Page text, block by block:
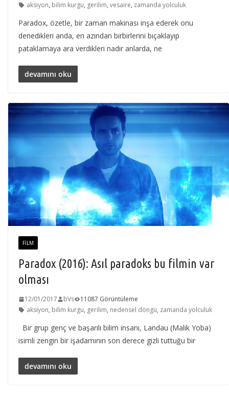
aksiyon, bilim kurgu, gerilim, vesaire, zamanda yolculuk
Paradox, özetle, bir zaman makinası inşa ederek onu
denedikleri anda, en azından birbirlerini bıçaklayıp
pataklamaya ara verdikleri nadir anlarda, ne
devamını oku
FILM
Paradox (2016): Asıl paradoks bu filmin var
olması
12/01/2017 bVs
11087 Görüntüleme
aksiyon, bilim kurgu, gerilim, nedensel döngü, zamanda yolculuk
Bir grup genç ve başarılı bilim insanı, Landau (Malik Yoba)
isimli zengin bir işadamının son derece gizli tuttuğu bir
devamını oku